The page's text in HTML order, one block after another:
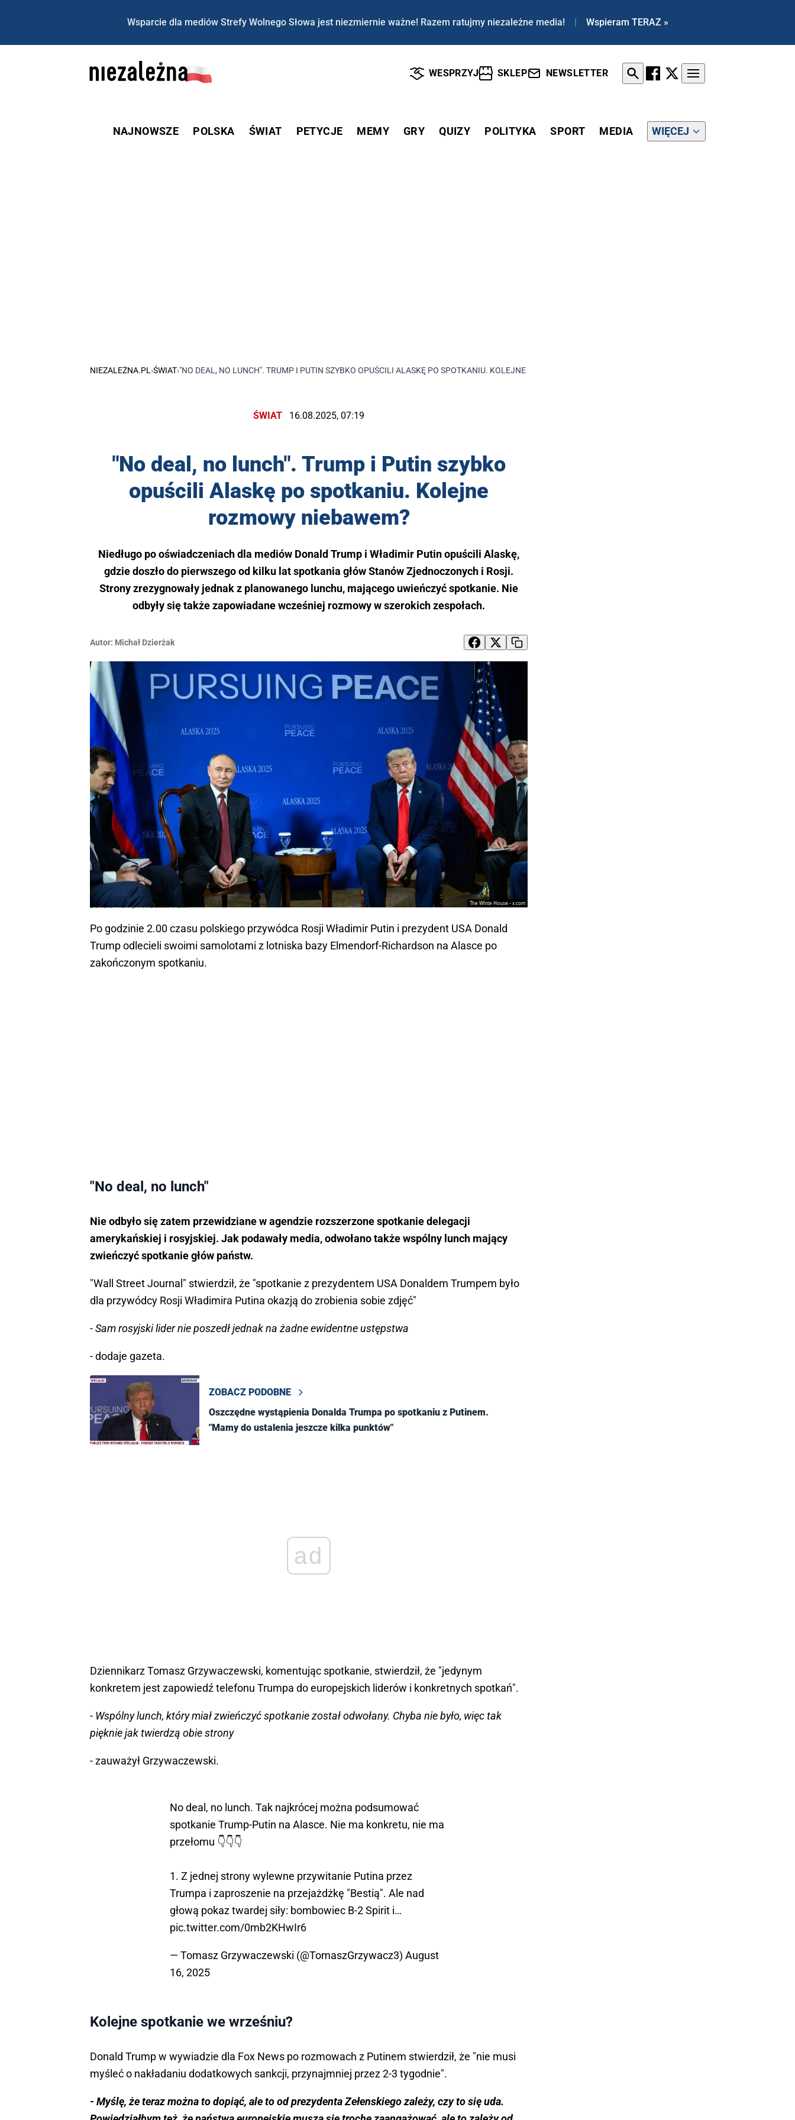
Wsparcie dla mediów Strefy Wolnego Słowa jest niezmiernie ważne! Razem ratujmy niezależne media! | Wspieram TERAZ »
WESPRZYJ SKLEP NEWSLETTER
NAJNOWSZE POLSKA ŚWIAT PETYCJE MEMY GRY QUIZY POLITYKA SPORT MEDIA WIĘCEJ
NIEZALEŻNA.PL ›ŚWIAT›"NO DEAL, NO LUNCH". TRUMP I PUTIN SZYBKO OPUŚCILI ALASKĘ PO SPOTKANIU. KOLEJNE ROZMOWY NIEBAWEM?
ŚWIAT 16.08.2025, 07:19
"No deal, no lunch". Trump i Putin szybko
opuścili Alaskę po spotkaniu. Kolejne
rozmowy niebawem?
Niedługo po oświadczeniach dla mediów Donald Trump i Władimir Putin opuścili Alaskę,
gdzie doszło do pierwszego od kilku lat spotkania głów Stanów Zjednoczonych i Rosji.
Strony zrezygnowały jednak z planowanego lunchu, mającego uwieńczyć spotkanie. Nie
odbyły się także zapowiadane wcześniej rozmowy w szerokich zespołach.
Autor: Michał Dzierżak
The White House - x.com
Donald Trump i Władimir Putin
Po godzinie 2.00 czasu polskiego przywódca Rosji Władimir Putin i prezydent USA Donald
Trump odlecieli swoimi samolotami z lotniska bazy Elmendorf-Richardson na Alasce po
zakończonym spotkaniu.
"No deal, no lunch"
Nie odbyło się zatem przewidziane w agendzie rozszerzone spotkanie delegacji
amerykańskiej i rosyjskiej. Jak podawały media, odwołano także wspólny lunch mający
zwieńczyć spotkanie głów państw.
"Wall Street Journal" stwierdził, że "spotkanie z prezydentem USA Donaldem Trumpem było
dla przywódcy Rosji Władimira Putina okazją do zrobienia sobie zdjęć"
- Sam rosyjski lider nie poszedł jednak na żadne ewidentne ustępstwa
- dodaje gazeta.
ZOBACZ PODOBNE
Oszczędne wystąpienia Donalda Trumpa po spotkaniu z Putinem.
"Mamy do ustalenia jeszcze kilka punktów"
ad
Dziennikarz Tomasz Grzywaczewski, komentując spotkanie, stwierdził, że "jedynym
konkretem jest zapowiedź telefonu Trumpa do europejskich liderów i konkretnych spotkań".
- Wspólny lunch, który miał zwieńczyć spotkanie został odwołany. Chyba nie było, więc tak
pięknie jak twierdzą obie strony
- zauważył Grzywaczewski.
No deal, no lunch. Tak najkrócej można podsumować
spotkanie Trump-Putin na Alasce. Nie ma konkretu, nie ma
przełomu 👇👇👇
1. Z jednej strony wylewne przywitanie Putina przez
Trumpa i zaproszenie na przejażdżkę "Bestią". Ale nad
głową pokaz twardej siły: bombowiec B-2 Spirit i…
pic.twitter.com/0mb2KHwIr6
— Tomasz Grzywaczewski (@TomaszGrzywacz3) August
16, 2025
Kolejne spotkanie we wrześniu?
Donald Trump w wywiadzie dla Fox News po rozmowach z Putinem stwierdził, że "nie musi
myśleć o nakładaniu dodatkowych sankcji, przynajmniej przez 2-3 tygodnie".
- Myślę, że teraz można to dopiąć, ale to od prezydenta Zełenskiego zależy, czy to się uda.